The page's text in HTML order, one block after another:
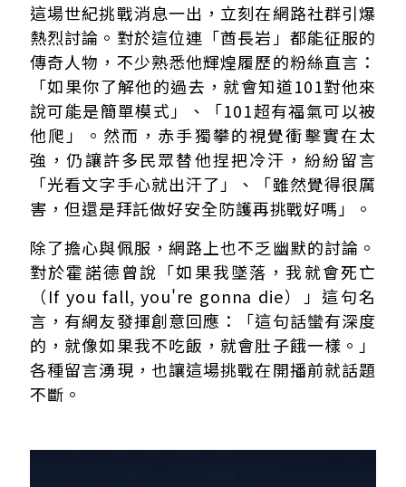
這場世紀挑戰消息一出，立刻在網路社群引爆
熱烈討論。對於這位連「酋長岩」都能征服的
傳奇人物，不少熟悉他輝煌履歷的粉絲直言：
「如果你了解他的過去，就會知道101對他來
說可能是簡單模式」、「101超有福氣可以被
他爬」。然而，赤手獨攀的視覺衝擊實在太
強，仍讓許多民眾替他捏把冷汗，紛紛留言
「光看文字手心就出汗了」、「雖然覺得很厲
害，但還是拜託做好安全防護再挑戰好嗎」。
除了擔心與佩服，網路上也不乏幽默的討論。
對於霍諾德曾說「如果我墜落，我就會死亡
（If you fall, you're gonna die）」這句名
言，有網友發揮創意回應：「這句話蠻有深度
的，就像如果我不吃飯，就會肚子餓一樣。」
各種留言湧現，也讓這場挑戰在開播前就話題
不斷。